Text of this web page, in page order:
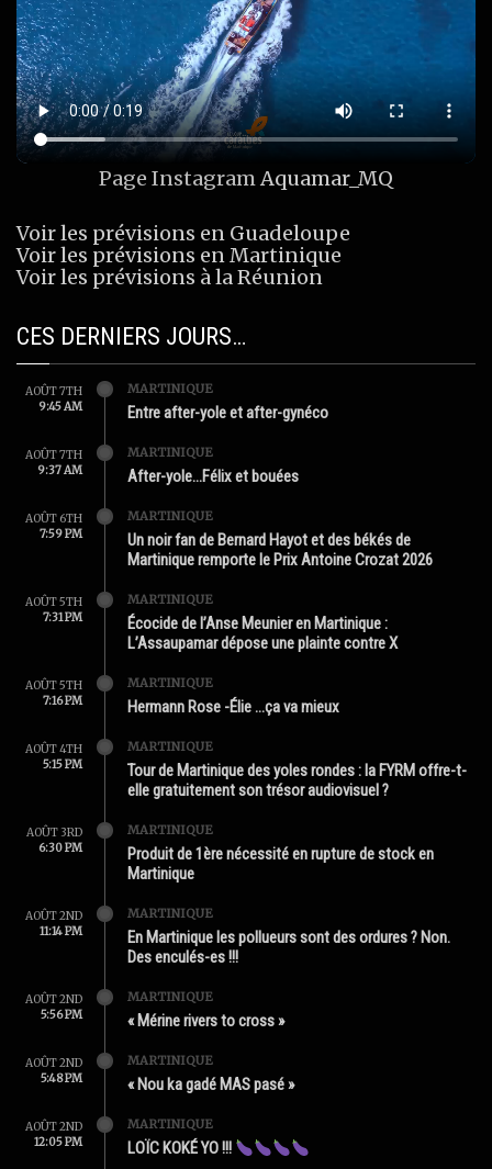
Page InstagramAquamar_MQ
Voir les prévisions en Guadeloupe
Voir les prévisions en Martinique
Voir les prévisions à la Réunion
CES DERNIERS JOURS…
AOÛT 7TH
9:45 AM
MARTINIQUE
Entre after-yole et after-gynéco
AOÛT 7TH
9:37 AM
MARTINIQUE
After-yole…Félix et bouées
AOÛT 6TH
7:59 PM
MARTINIQUE
Un noir fan de Bernard Hayot et des békés de
Martinique remporte le Prix Antoine Crozat 2026
AOÛT 5TH
7:31 PM
MARTINIQUE
Écocide de l’Anse Meunier en Martinique :
L’Assaupamar dépose une plainte contre X
AOÛT 5TH
7:16 PM
MARTINIQUE
Hermann Rose -Élie …ça va mieux
AOÛT 4TH
5:15 PM
MARTINIQUE
Tour de Martinique des yoles rondes : la FYRM offre-t-
elle gratuitement son trésor audiovisuel ?
AOÛT 3RD
6:30 PM
MARTINIQUE
Produit de 1ère nécessité en rupture de stock en
Martinique
AOÛT 2ND
11:14 PM
MARTINIQUE
En Martinique les pollueurs sont des ordures ? Non.
Des enculés-es !!!
AOÛT 2ND
5:56 PM
MARTINIQUE
« Mérine rivers to cross »
AOÛT 2ND
5:48 PM
MARTINIQUE
« Nou ka gadé MAS pasé »
AOÛT 2ND
12:05 PM
MARTINIQUE
LOÏC KOKÉ YO !!!